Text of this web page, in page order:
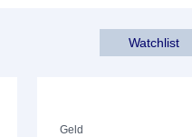
Watchlist
Geld